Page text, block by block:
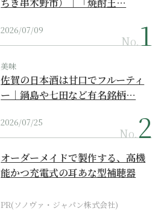
ちき串木野市）｜「焼酎王…
2026/07/09
No.
美味
佐賀の日本酒は甘口でフルーティ
ー｜鍋島や七田など有名銘柄…
2026/07/25
No.
オーダーメイドで製作する、高機
能かつ充電式の耳あな型補聴器
PR(ソノヴァ・ジャパン株式会社)